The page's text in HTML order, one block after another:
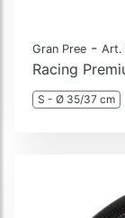
Gran Pree - Art.
Racing
S - Ø 35/37 cm